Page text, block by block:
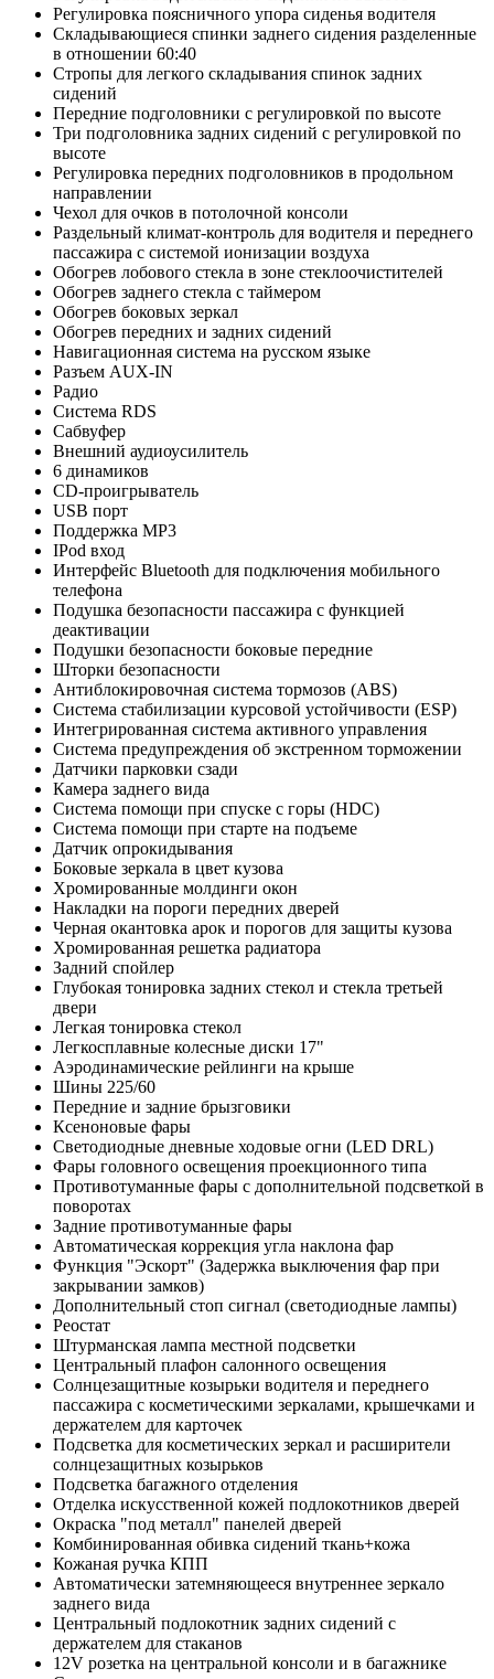
Регулировка поясничного упора сиденья водителя
Складывающиеся спинки заднего сидения разделенные
в отношении 60:40
Стропы для легкого складывания спинок задних
сидений
Передние подголовники с регулировкой по высоте
Три подголовника задних сидений с регулировкой по
высоте
Регулировка передних подголовников в продольном
направлении
Чехол для очков в потолочной консоли
Раздельный климат-контроль для водителя и переднего
пассажира с системой ионизации воздуха
Обогрев лобового стекла в зоне стеклоочистителей
Обогрев заднего стекла с таймером
Обогрев боковых зеркал
Обогрев передних и задних сидений
Навигационная система на русском языке
Разъем AUX-IN
Радио
Система RDS
Сабвуфер
Внешний аудиоусилитель
6 динамиков
CD-проигрыватель
USB порт
Поддержка MP3
IPod вход
Интерфейс Bluetooth для подключения мобильного
телефона
Подушка безопасности пассажира с функцией
деактивации
Подушки безопасности боковые передние
Шторки безопасности
Антиблокировочная система тормозов (ABS)
Система стабилизации курсовой устойчивости (ESP)
Интегрированная система активного управления
Система предупреждения об экстренном торможении
Датчики парковки сзади
Камера заднего вида
Система помощи при спуске с горы (HDC)
Система помощи при старте на подъеме
Датчик опрокидывания
Боковые зеркала в цвет кузова
Хромированные молдинги окон
Накладки на пороги передних дверей
Черная окантовка арок и порогов для защиты кузова
Хромированная решетка радиатора
Задний спойлер
Глубокая тонировка задних стекол и стекла третьей
двери
Легкая тонировка стекол
Легкосплавные колесные диски 17"
Аэродинамические рейлинги на крыше
Шины 225/60
Передние и задние брызговики
Ксеноновые фары
Светодиодные дневные ходовые огни (LED DRL)
Фары головного освещения проекционного типа
Противотуманные фары с дополнительной подсветкой в
поворотах
Задние противотуманные фары
Автоматическая коррекция угла наклона фар
Функция "Эскорт" (Задержка выключения фар при
закрывании замков)
Дополнительный стоп сигнал (светодиодные лампы)
Реостат
Штурманская лампа местной подсветки
Центральный плафон салонного освещения
Солнцезащитные козырьки водителя и переднего
пассажира с косметическими зеркалами, крышечками и
держателем для карточек
Подсветка для косметических зеркал и расширители
солнцезащитных козырьков
Подсветка багажного отделения
Отделка искусственной кожей подлокотников дверей
Окраска "под металл" панелей дверей
Комбинированная обивка сидений ткань+кожа
Кожаная ручка КПП
Автоматически затемняющееся внутреннее зеркало
заднего вида
Центральный подлокотник задних сидений с
держателем для стаканов
12V розетка на центральной консоли и в багажнике